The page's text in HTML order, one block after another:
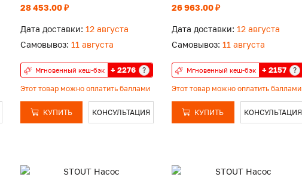
28 453.00 ₽
Дата доставки: 12 августа
Самовывоз: 11 августа
Мгновенный кеш-бэк + 2276 ?
Этот товар можно оплатить баллами
КУПИТЬ КОНСУЛЬТАЦИЯ
26 963.00 ₽
Дата доставки: 12 августа
Самовывоз: 11 августа
Мгновенный кеш-бэк + 2157 ?
Этот товар можно оплатить баллами
КУПИТЬ КОНСУЛЬТАЦИЯ